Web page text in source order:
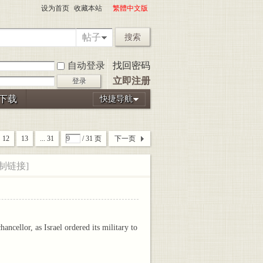
设为首页 收藏本站 繁體中文版
帖子 搜索
自动登录 找回密码
登录 立即注册
快捷导航
载
12 13 ... 31 / 31 页 下一页
链接]
as Israel ordered its military to